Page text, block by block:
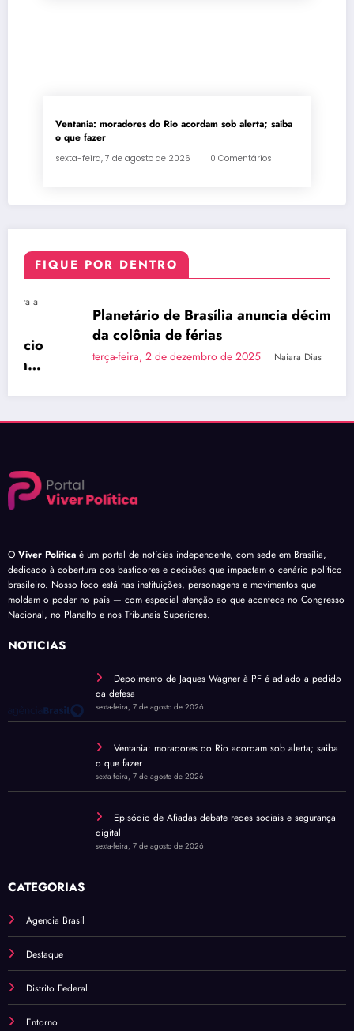
Ventania: moradores do Rio acordam sob alerta; saiba
o que fazer
sexta-feira, 7 de agosto de 2026 0 Comentários
FIQUE POR DENTRO
DISTRITO FEDERAL
Planetário de Brasília anuncia décima edição
da colônia de férias
terça-feira, 2 de dezembro de 2025 Naiara Dias
O Viver Política é um portal de notícias independente, com sede em Brasília,
dedicado à cobertura dos bastidores e decisões que impactam o cenário político
brasileiro. Nosso foco está nas instituições, personagens e movimentos que
moldam o poder no país — com especial atenção ao que acontece no Congresso
Nacional, no Planalto e nos Tribunais Superiores.
NOTÍCIAS
Depoimento de Jaques Wagner à PF é adiado a pedido
da defesa
sexta-feira, 7 de agosto de 2026
Ventania: moradores do Rio acordam sob alerta; saiba
o que fazer
sexta-feira, 7 de agosto de 2026
Episódio de Afiadas debate redes sociais e segurança
digital
sexta-feira, 7 de agosto de 2026
CATEGORIAS
Agencia Brasil
Destaque
Distrito Federal
Entorno